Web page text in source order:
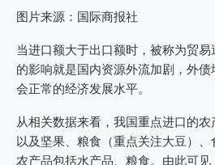
图片来源：国际商报社
当进口额大于出口额时，被称为贸
的影响就是国内资源外流加剧，外
会正常的经济发展水平。
从相关数据来看，我国重点进口的
以及坚果、粮食（重点关注大豆）
农产品包括水产品、粮食。由此可